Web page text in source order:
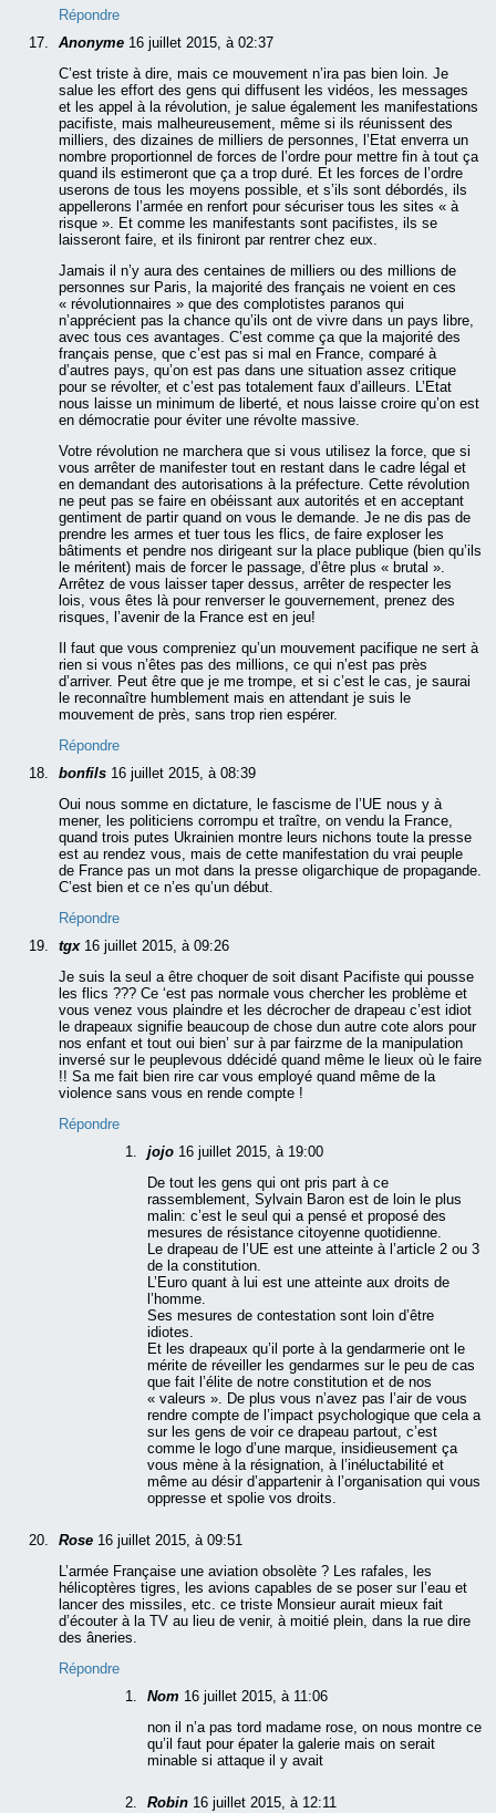
Répondre
Anonyme 16 juillet 2015, à 02:37
C’est triste à dire, mais ce mouvement n’ira pas bien loin. Je
salue les effort des gens qui diffusent les vidéos, les messages
et les appel à la révolution, je salue également les manifestations
pacifiste, mais malheureusement, même si ils réunissent des
milliers, des dizaines de milliers de personnes, l’Etat enverra un
nombre proportionnel de forces de l’ordre pour mettre fin à tout ça
quand ils estimeront que ça a trop duré. Et les forces de l’ordre
userons de tous les moyens possible, et s’ils sont débordés, ils
appellerons l’armée en renfort pour sécuriser tous les sites « à
risque ». Et comme les manifestants sont pacifistes, ils se
laisseront faire, et ils finiront par rentrer chez eux.
Jamais il n’y aura des centaines de milliers ou des millions de
personnes sur Paris, la majorité des français ne voient en ces
« révolutionnaires » que des complotistes paranos qui
n’apprécient pas la chance qu’ils ont de vivre dans un pays libre,
avec tous ces avantages. C’est comme ça que la majorité des
français pense, que c’est pas si mal en France, comparé à
d’autres pays, qu’on est pas dans une situation assez critique
pour se révolter, et c’est pas totalement faux d’ailleurs. L’Etat
nous laisse un minimum de liberté, et nous laisse croire qu’on est
en démocratie pour éviter une révolte massive.
Votre révolution ne marchera que si vous utilisez la force, que si
vous arrêter de manifester tout en restant dans le cadre légal et
en demandant des autorisations à la préfecture. Cette révolution
ne peut pas se faire en obéissant aux autorités et en acceptant
gentiment de partir quand on vous le demande. Je ne dis pas de
prendre les armes et tuer tous les flics, de faire exploser les
bâtiments et pendre nos dirigeant sur la place publique (bien qu’ils
le méritent) mais de forcer le passage, d’être plus « brutal ».
Arrêtez de vous laisser taper dessus, arrêter de respecter les
lois, vous êtes là pour renverser le gouvernement, prenez des
risques, l’avenir de la France est en jeu!
Il faut que vous compreniez qu’un mouvement pacifique ne sert à
rien si vous n’êtes pas des millions, ce qui n’est pas près
d’arriver. Peut être que je me trompe, et si c’est le cas, je saurai
le reconnaître humblement mais en attendant je suis le
mouvement de près, sans trop rien espérer.
Répondre
bonfils 16 juillet 2015, à 08:39
Oui nous somme en dictature, le fascisme de l’UE nous y à
mener, les politiciens corrompu et traître, on vendu la France,
quand trois putes Ukrainien montre leurs nichons toute la presse
est au rendez vous, mais de cette manifestation du vrai peuple
de France pas un mot dans la presse oligarchique de propagande.
C’est bien et ce n’es qu’un début.
Répondre
tgx 16 juillet 2015, à 09:26
Je suis la seul a être choquer de soit disant Pacifiste qui pousse
les flics ??? Ce ‘est pas normale vous chercher les problème et
vous venez vous plaindre et les décrocher de drapeau c’est idiot
le drapeaux signifie beaucoup de chose dun autre cote alors pour
nos enfant et tout oui bien’ sur à par fairzme de la manipulation
inversé sur le peuplevous ddécidé quand même le lieux où le faire
!! Sa me fait bien rire car vous employé quand même de la
violence sans vous en rende compte !
Répondre
jojo 16 juillet 2015, à 19:00
De tout les gens qui ont pris part à ce
rassemblement, Sylvain Baron est de loin le plus
malin: c’est le seul qui a pensé et proposé des
mesures de résistance citoyenne quotidienne.
Le drapeau de l’UE est une atteinte à l’article 2 ou 3
de la constitution.
L’Euro quant à lui est une atteinte aux droits de
l’homme.
Ses mesures de contestation sont loin d’être
idiotes.
Et les drapeaux qu’il porte à la gendarmerie ont le
mérite de réveiller les gendarmes sur le peu de cas
que fait l’élite de notre constitution et de nos
« valeurs ». De plus vous n’avez pas l’air de vous
rendre compte de l’impact psychologique que cela a
sur les gens de voir ce drapeau partout, c’est
comme le logo d’une marque, insidieusement ça
vous mène à la résignation, à l’inéluctabilité et
même au désir d’appartenir à l’organisation qui vous
oppresse et spolie vos droits.
Rose 16 juillet 2015, à 09:51
L’armée Française une aviation obsolète ? Les rafales, les
hélicoptères tigres, les avions capables de se poser sur l’eau et
lancer des missiles, etc. ce triste Monsieur aurait mieux fait
d’écouter à la TV au lieu de venir, à moitié plein, dans la rue dire
des âneries.
Répondre
Nom 16 juillet 2015, à 11:06
non il n’a pas tord madame rose, on nous montre ce
qu’il faut pour épater la galerie mais on serait
minable si attaque il y avait
Robin 16 juillet 2015, à 12:11